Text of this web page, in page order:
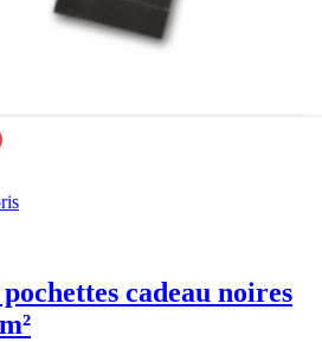
cadeau noires